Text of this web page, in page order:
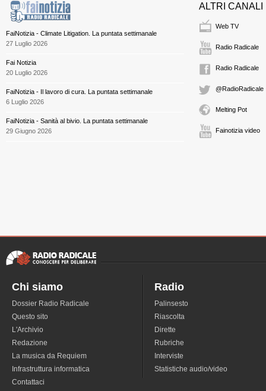
FaiNotizia - Climate Litigation. La puntata settimanale
27 Luglio 2026
Fai Notizia
20 Luglio 2026
FaiNotizia - Il lavoro di cura. La puntata settimanale
6 Luglio 2026
FaiNotizia - Sanità al bivio. La puntata settimanale
29 Giugno 2026
ALTRI CANALI
Web TV
Radio Radicale
Radio Radicale
@RadioRadicale
Melting Pot
Fainotizia video
Chi siamo
Dossier Radio Radicale
Questo sito
L'Archivio
Redazione
La musica da Requiem
Infrastruttura informatica
Contattaci
Radio
Palinsesto
Riascolta
Dirette
Rubriche
Interviste
Statistiche audio/video